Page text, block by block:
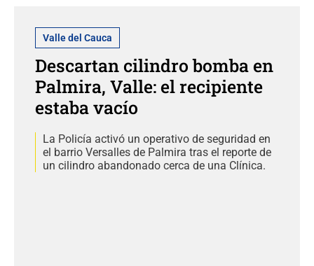
Valle del Cauca
Descartan cilindro bomba en
Palmira, Valle: el recipiente
estaba vacío
La Policía activó un operativo de seguridad en
el barrio Versalles de Palmira tras el reporte de
un cilindro abandonado cerca de una Clínica.